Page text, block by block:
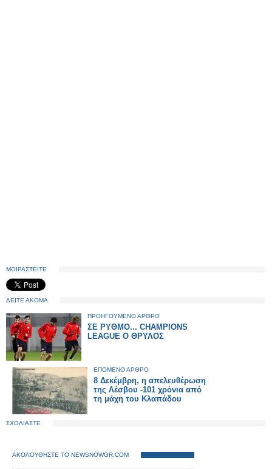
ΜΟΙΡΑΣΤΕΙΤΕ
ΔΕΙΤΕ ΑΚΟΜΑ
ΠΡΟΗΓΟΥΜΕΝΟ ΑΡΘΡΟ
ΣΕ ΡΥΘΜΟ... CHAMPIONS
LEAGUE Ο ΘΡΥΛΟΣ
ΕΠΟΜΕΝΟ ΑΡΘΡΟ
8 Δεκέμβρη, η απελευθέρωση
της Λέσβου -101 χρόνια από
τη μάχη του Κλαπάδου
ΣΧΟΛΙΑΣΤΕ
ΑΚΟΛΟΥΘΗΣΤΕ ΤΟ NEWSNOWGR.COM